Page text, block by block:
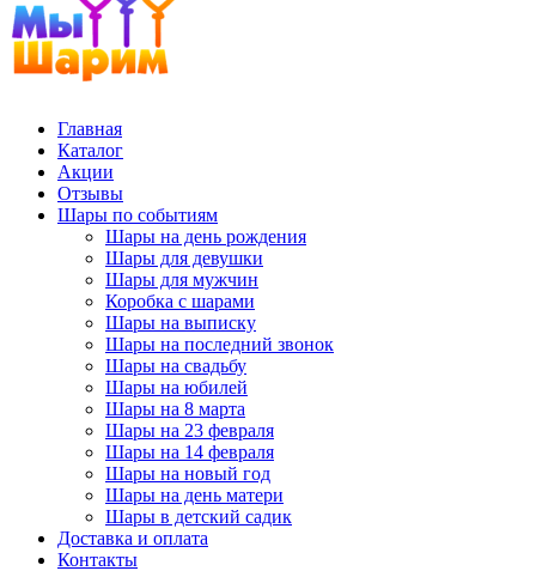
Главная
Каталог
Акции
Отзывы
Шары по событиям
Шары на день рождения
Шары для девушки
Шары для мужчин
Коробка с шарами
Шары на выписку
Шары на последний звонок
Шары на свадьбу
Шары на юбилей
Шары на 8 марта
Шары на 23 февраля
Шары на 14 февраля
Шары на новый год
Шары на день матери
Шары в детский садик
Доставка и оплата
Контакты